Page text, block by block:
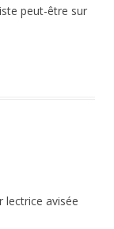
peut-être sur
lectrice avisée